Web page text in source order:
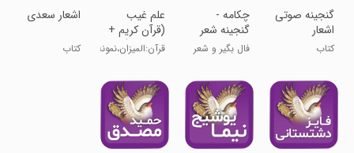
گنجینه صوتی
اشعار
کتاب
چکامه -
گنجینه شعر
فال بگیر و شعر
علم غیب
(قرآن کریم +
۳ تفسیر)
قرآن:المیزان،نمونه،نور
اشعار سعدی
کتاب